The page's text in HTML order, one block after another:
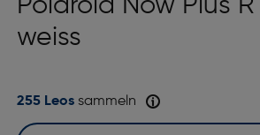
Polaroid Now Plus
weiss
255 Leossammeln